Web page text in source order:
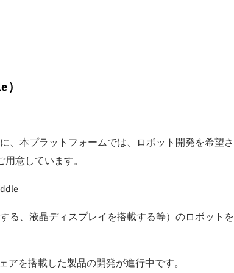
、本プラットフォームでは、ロボット開発を希望
意しています。
る、液晶ディスプレイを搭載する等）のロボット
アを搭載した製品の開発が進行中です。